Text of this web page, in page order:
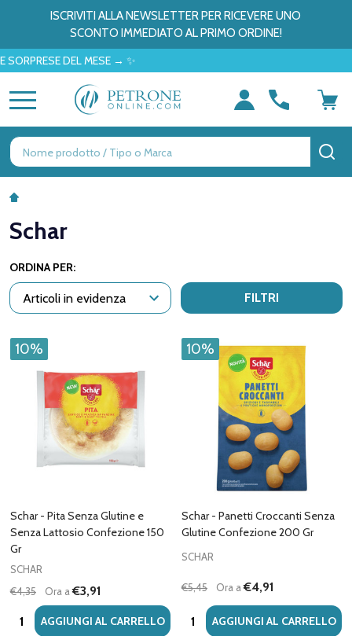
ISCRIVITI ALLA NEWSLETTER PER RICEVERE UNO
SCONTO IMMEDIATO AL PRIMO ORDINE!
DEL MESE → ✨
Ricerca
Schar
ORDINA PER:
FILTRI
10%
Schar - Pita Senza Glutine e
Senza Lattosio Confezione 150
Gr
SCHAR
€4,35
Ora a€3,91
Quantità:AGGIUNGI AL CARRELLO
10%
Schar - Panetti Croccanti Senza
Glutine Confezione 200 Gr
SCHAR
€5,45 Ora a€4,91
Quantità:AGGIUNGI AL CARRELLO